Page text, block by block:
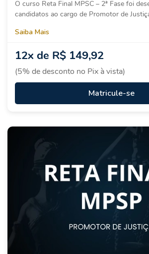
O curso Reta Final MPSC – 2ª Fase foi
candidatos ao cargo de Promotor de
Saiba Mais
12x de R$ 149,92
(5% de desconto no Pix à vista)
Matricule-se